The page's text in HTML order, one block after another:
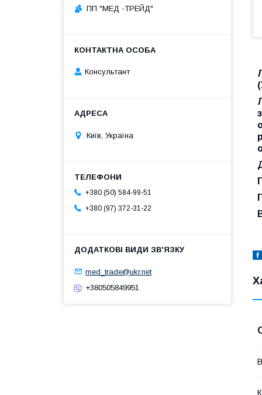
ПП "МЕД -ТРЕЙД"
Консультант
Київ, Україна
+380 (50) 584-99-51
+380 (97) 372-31-22
med_trade@ukr.net
+380505849951